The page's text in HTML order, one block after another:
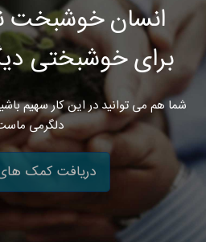
انسان خوشبخت
برای خوشبختی
شما هم می توانید در این کار سهیم
دلگرمی
دریافت کمک